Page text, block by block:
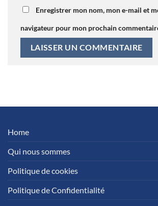
Enregistrer mon nom, mon e-mail et
navigateur pour mon prochain
Home
Qui nous sommes
Politique de cookies
Politique de Confidentialité